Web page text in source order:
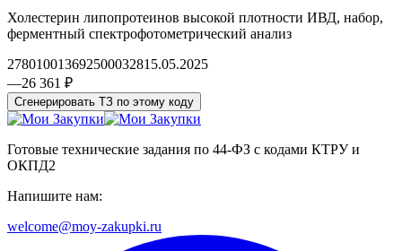
Холестерин липопротеинов высокой плотности ИВД, набор,
ферментный спектрофотометрический анализ
278010013692500032815.05.2025
—26 361 ₽
Сгенерировать ТЗ по этому коду
Готовые технические задания по 44-ФЗ с кодами КТРУ и
ОКПД2
Напишите нам:
welcome@moy-zakupki.ru